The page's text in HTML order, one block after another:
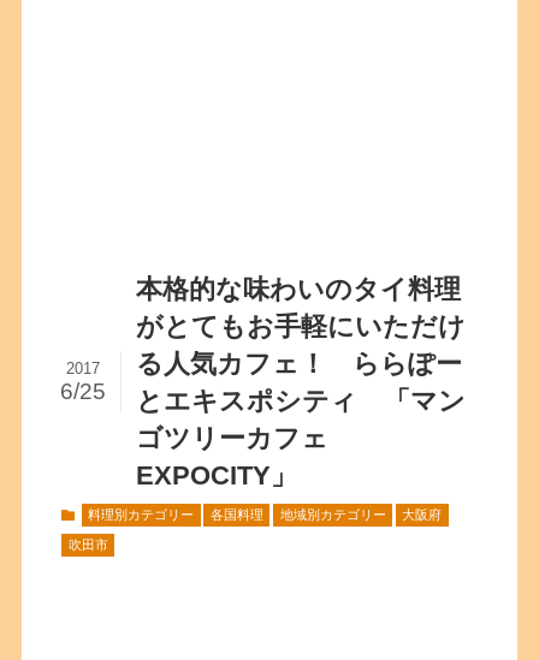
本格的な味わいのタイ料理
がとてもお手軽にいただけ
る人気カフェ！ ららぽー
とエキスポシティ 「マン
ゴツリーカフェ
EXPOCITY」
2017
6/25
料理別カテゴリー 各国料理 地域別カテゴリー 大阪府
吹田市